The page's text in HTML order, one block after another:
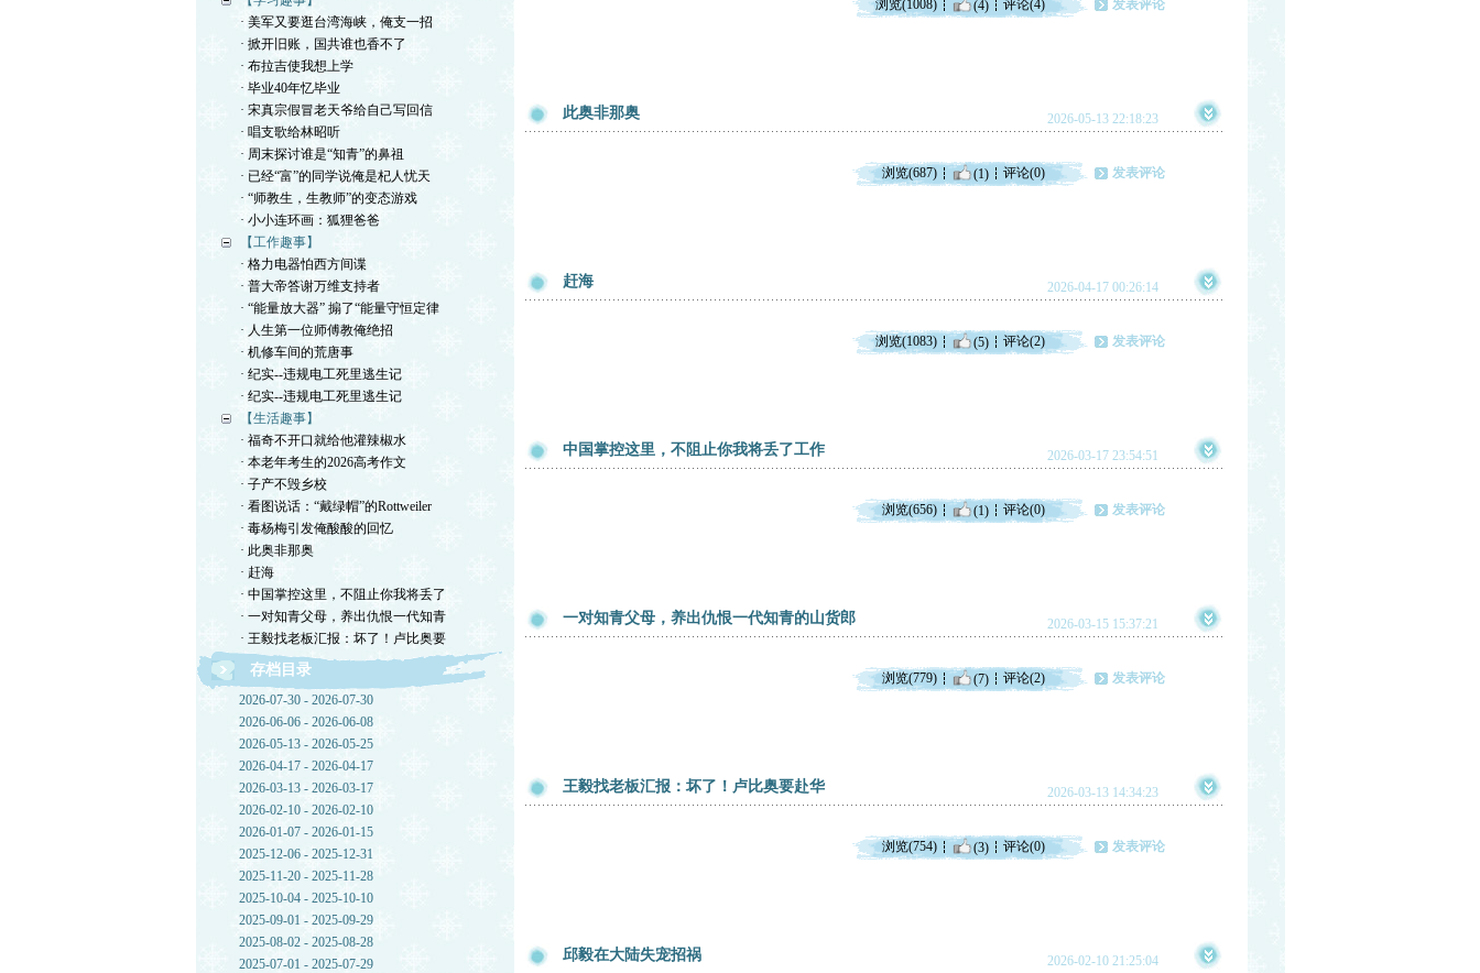
· 美军又要逛台湾海峡，俺支一招
· 掀开旧账，国共谁也香不了
· 布拉吉使我想上学
· 毕业40年忆毕业
· 宋真宗假冒老天爷给自己写回信
· 唱支歌给林昭听
· 周末探讨谁是“知青”的鼻祖
· 已经“富”的同学说俺是杞人忧天
· “师教生，生教师”的变态游戏
· 小小连环画：狐狸爸爸
【工作趣事】
· 格力电器怕西方间谍
· 普大帝答谢万维支持者
· “能量放大器” 搧了“能量守恒定律
· 人生第一位师傅教俺绝招
· 机修车间的荒唐事
· 纪实--违规电工死里逃生记
· 纪实--违规电工死里逃生记
【生活趣事】
· 福奇不开口就给他灌辣椒水
· 本老年考生的2026高考作文
· 子产不毁乡校
· 看图说话：“戴绿帽”的Rottweiler
· 毒杨梅引发俺酸酸的回忆
· 此奥非那奥
· 赶海
· 中国掌控这里，不阻止你我将丢了
· 一对知青父母，养出仇恨一代知青
· 王毅找老板汇报：坏了！卢比奥要
存档目录
2026-07-30 - 2026-07-30
2026-06-06 - 2026-06-08
2026-05-13 - 2026-05-25
2026-04-17 - 2026-04-17
2026-03-13 - 2026-03-17
2026-02-10 - 2026-02-10
2026-01-07 - 2026-01-15
2025-12-06 - 2025-12-31
2025-11-20 - 2025-11-28
2025-10-04 - 2025-10-10
2025-09-01 - 2025-09-29
2025-08-02 - 2025-08-28
2025-07-01 - 2025-07-29
浏览(1008) (4) 评论(4) 发表评论
此奥非那奥 2026-05-13 22:18:23
浏览(687) (1) 评论(0) 发表评论
赶海 2026-04-17 00:26:14
浏览(1083) (5) 评论(2) 发表评论
中国掌控这里，不阻止你我将丢了工作 2026-03-17 23:54:51
浏览(656) (1) 评论(0) 发表评论
一对知青父母，养出仇恨一代知青的山货郎 2026-03-15 15:37:21
浏览(779) (7) 评论(2) 发表评论
王毅找老板汇报：坏了！卢比奥要赴华 2026-03-13 14:34:23
浏览(754) (3) 评论(0) 发表评论
邱毅在大陆失宠招祸 2026-02-10 21:25:04